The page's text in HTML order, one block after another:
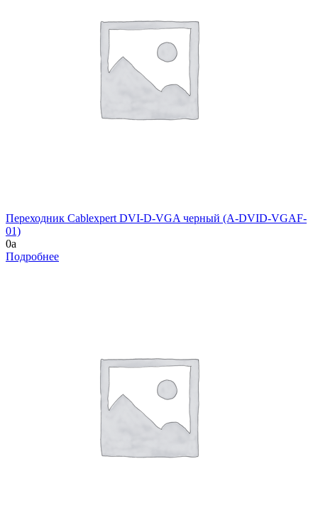
Переходник Cablexpert DVI-D-VGA черный (A-DVID-VGAF-
01)
0a
Подробнее